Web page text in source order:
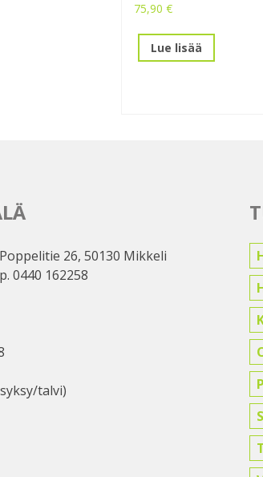
75,90 €
Lue lisää
Poppelitie 26, 50130 Mikkeli
p. 0440 162258
talvi)